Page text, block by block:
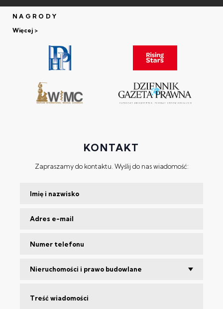
NAGRODY
Więcej
KONTAKT
Zapraszamy do kontaktu. Wyślij do nas wiadomość:
Nieruchomości i prawo budowlane